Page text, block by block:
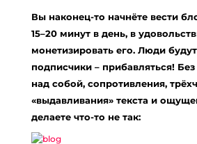
Вы наконец-то начнёте вести
15–20 минут в день, в
монетизировать его. Люди будут
подписчики – прибавляться!
над собой, сопротивления,
«выдавливания» текста и
делаете что-то не так: